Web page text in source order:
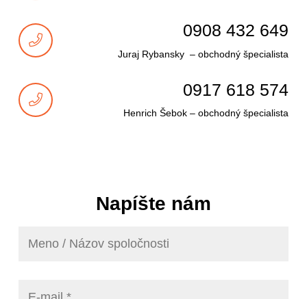
0908 432 649
Juraj Rybansky – obchodný špecialista
0917 618 574
Henrich Šebok – obchodný špecialista
Napíšte nám